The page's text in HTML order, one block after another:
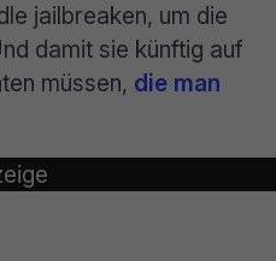
jailbreaken, um die
damit sie künftig auf
müssen, die man